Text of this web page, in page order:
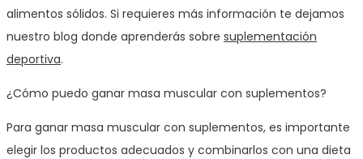
alimentos sólidos. Si requieres más información te dejamos
nuestro blog donde aprenderás sobre suplementación
deportiva.
¿Cómo puedo ganar masa muscular con suplementos?
Para ganar masa muscular con suplementos, es importante
elegir los productos adecuados y combinarlos con una dieta